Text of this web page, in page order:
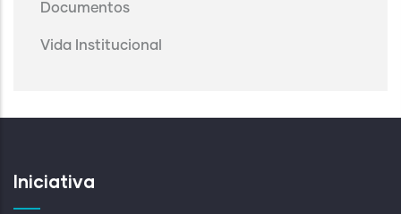
Documentos
Vida Institucional
Iniciativa